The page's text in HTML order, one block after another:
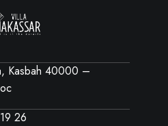
Kasbah 40000 –
26